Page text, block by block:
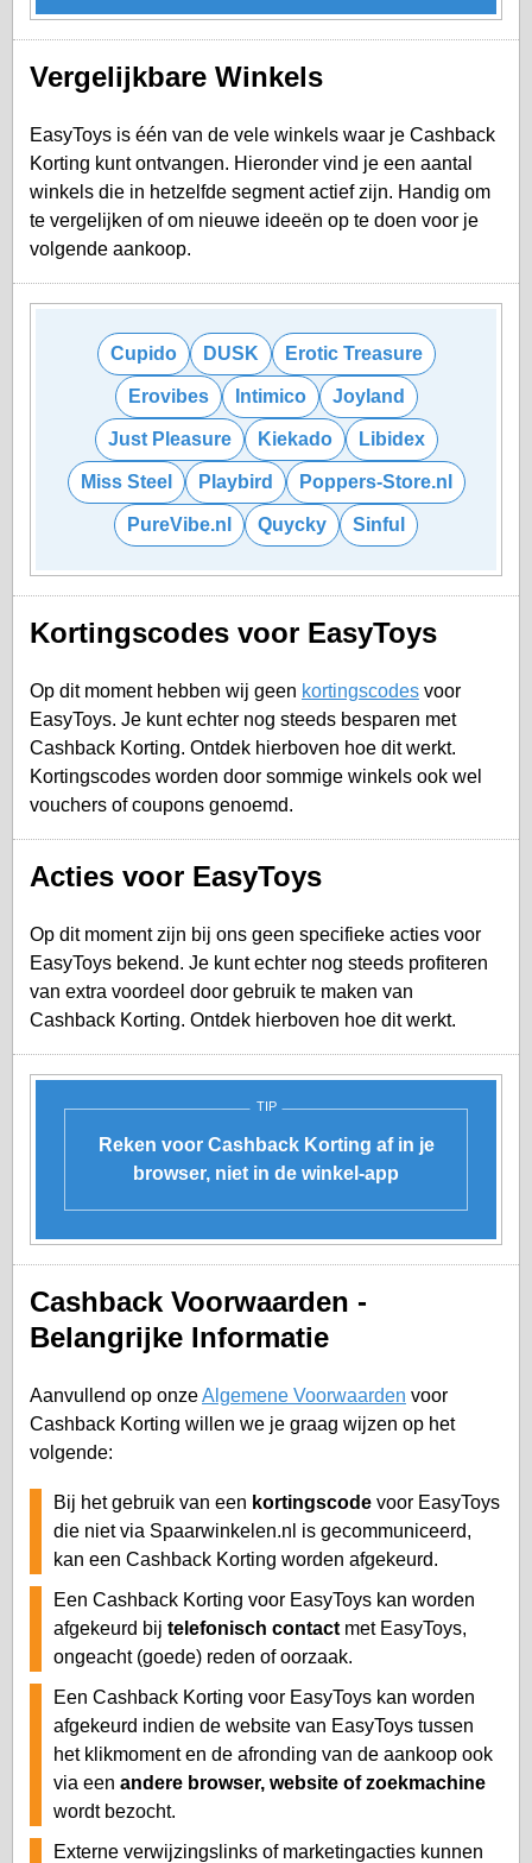
Vergelijkbare Winkels
EasyToys is één van de vele winkels waar je Cashback
Korting kunt ontvangen. Hieronder vind je een aantal
winkels die in hetzelfde segment actief zijn. Handig om
te vergelijken of om nieuwe ideeën op te doen voor je
volgende aankoop.
Cupido DUSK Erotic Treasure
Erovibes Intimico Joyland
Just Pleasure Kiekado Libidex
Miss Steel Playbird Poppers-Store.nl
PureVibe.nl Quycky Sinful
Kortingscodes voor EasyToys
Op dit moment hebben wij geen kortingscodes voor
EasyToys. Je kunt echter nog steeds besparen met
Cashback Korting. Ontdek hierboven hoe dit werkt.
Kortingscodes worden door sommige winkels ook wel
vouchers of coupons genoemd.
Acties voor EasyToys
Op dit moment zijn bij ons geen specifieke acties voor
EasyToys bekend. Je kunt echter nog steeds profiteren
van extra voordeel door gebruik te maken van
Cashback Korting. Ontdek hierboven hoe dit werkt.
TIP
Reken voor Cashback Korting af in je
browser, niet in de winkel-app
Cashback Voorwaarden -
Belangrijke Informatie
Aanvullend op onzeAlgemene Voorwaarden voor
Cashback Korting willen we je graag wijzen op het
volgende:
Bij het gebruik van een kortingscode voor EasyToys
die niet via Spaarwinkelen.nl is gecommuniceerd,
kan een Cashback Korting worden afgekeurd.
Een Cashback Korting voor EasyToys kan worden
afgekeurd bij telefonisch contact met EasyToys,
ongeacht (goede) reden of oorzaak.
Een Cashback Korting voor EasyToys kan worden
afgekeurd indien de website van EasyToys tussen
het klikmoment en de afronding van de aankoop ook
via een andere browser, website of zoekmachine
wordt bezocht.
Externe verwijzingslinks of marketingacties kunnen